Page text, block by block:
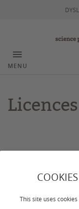
This site uses
MENU
Licences
Licence 1